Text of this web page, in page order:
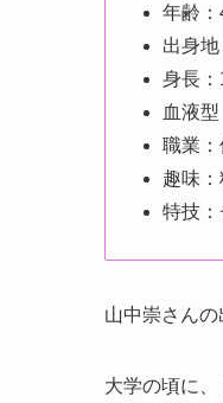
年齢：
出身
身長
血液
職業
趣味
特技
山中崇さんの
大学の頃に